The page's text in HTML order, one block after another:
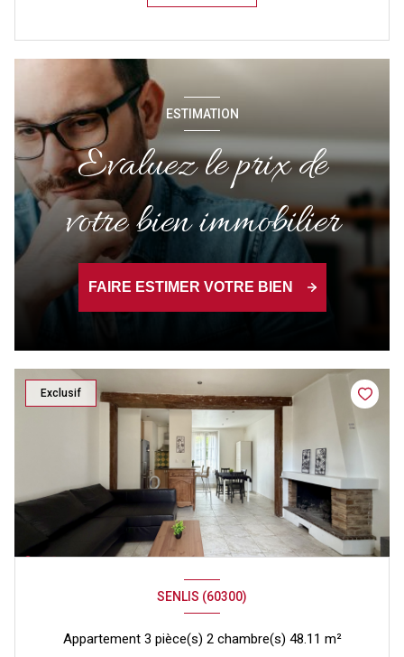
ESTIMATION
Evaluez le prix de
votre bien immobilier
FAIRE ESTIMER VOTRE BIEN
Exclusif
SENLIS (60300)
Appartement 3 pièce(s) 2 chambre(s) 48.11 m²